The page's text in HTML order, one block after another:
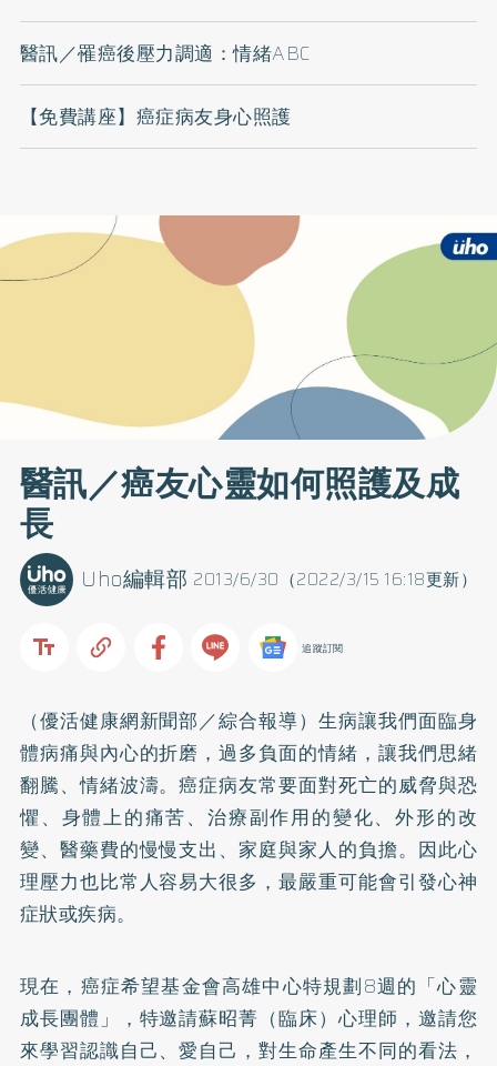
醫訊／罹癌後壓力調適：情緒ABC
【免費講座】癌症病友身心照護
醫訊／癌友心靈如何照護及成
長
2013/6/30（2022/3/15 16:18更新）
Uho編輯部
追蹤訂閱
（優活健康網新聞部／綜合報導）生病讓我們面臨身
體病痛與內心的折磨，過多負面的情緒，讓我們思緒
翻騰、情緒波濤。癌症病友常要面對死亡的威脅與恐
懼、身體上的痛苦、治療副作用的變化、外形的改
變、醫藥費的慢慢支出、家庭與家人的負擔。因此心
理壓力也比常人容易大很多，最嚴重可能會引發心神
症狀或疾病。
現在，癌症希望基金會高雄中心特規劃8週的「心靈
成長團體」，特邀請蘇昭菁（臨床）心理師，邀請您
來學習認識自己、愛自己，對生命產生不同的看法，